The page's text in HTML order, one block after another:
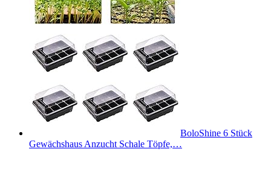
BoloShine 6 Stück
Gewächshaus Anzucht Schale Töpfe,…